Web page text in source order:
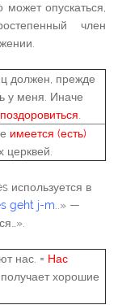
опускаться,
член
должен, прежде
у меня. Иначе
поздоровиться.
имеется (есть)
церквей.
используется в
geht j-m..» —
нас. = Нас
хорошие